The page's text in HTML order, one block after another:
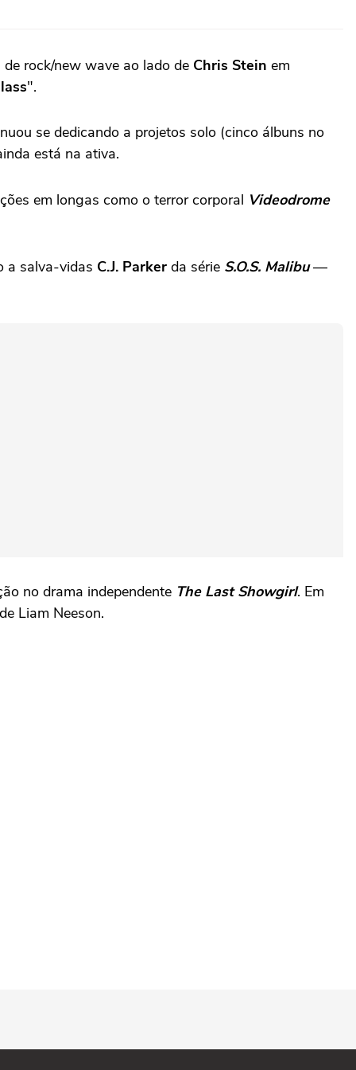
rock/new wave ao lado de Chris Stein em
".
se dedicando a projetos solo (cinco álbuns no
está na ativa.
em longas como o terror corporal Videodrome
a salva-vidas C.J. Parker da série S.O.S. Malibu —
no drama independente The Last Showgirl. Em
Liam Neeson.